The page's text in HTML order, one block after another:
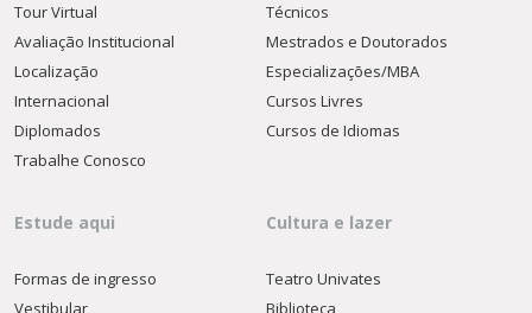
Tour Virtual
Avaliação Institucional
Localização
Internacional
Diplomados
Trabalhe Conosco
Técnicos
Mestrados e Doutorados
Especializações/MBA
Cursos Livres
Cursos de Idiomas
Estude aqui
Formas de ingresso
Vestibular
Cultura e lazer
Teatro Univates
Biblioteca